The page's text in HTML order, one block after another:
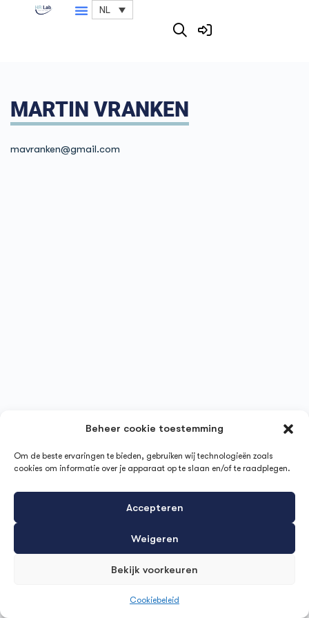
Beheer cookie toestemming
Om de beste ervaringen te bieden, gebruiken wij technologieën zoals
cookies om informatie over je apparaat op te slaan en/of te raadplegen.
Accepteren
Weigeren
Bekijk voorkeuren
Cookiebeleid
NL
MARTIN VRANKEN
mavranken@gmail.com